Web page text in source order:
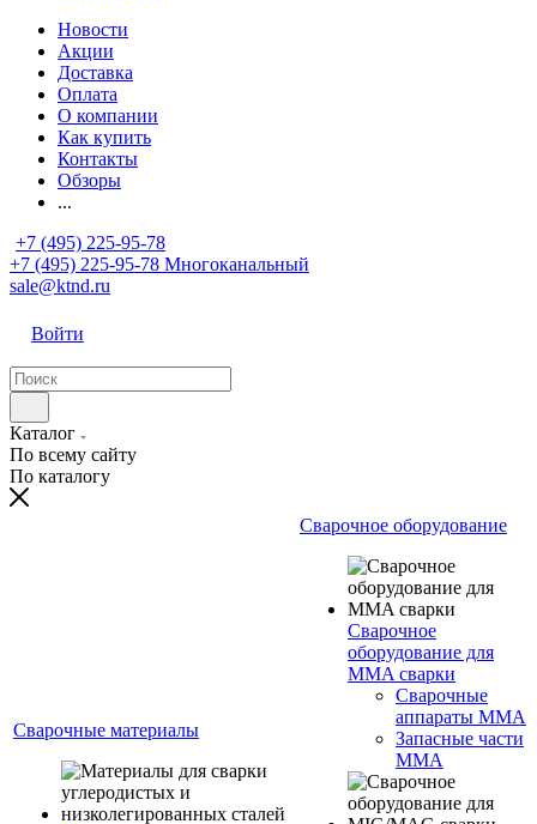
Новости
Акции
Доставка
Оплата
О компании
Как купить
Контакты
Обзоры
...
+7 (495) 225-95-78
+7 (495) 225-95-78 Многоканальный
sale@ktnd.ru
Войти
Каталог
По всему сайту
По каталогу
Сварочные материалы
Сварочное оборудование
Сварочное
оборудование для
MMA сварки
Сварочные
аппараты MMA
Запасные части
MMA